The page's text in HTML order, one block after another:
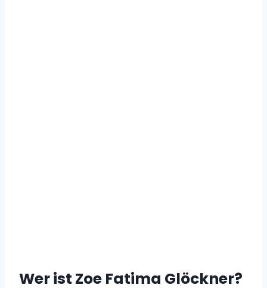
Wer ist Zoe Fatima Glöckner?